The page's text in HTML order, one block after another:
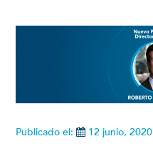
Publicado el: 12 junio, 2020